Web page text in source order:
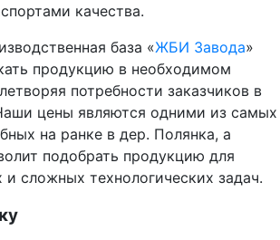
качества.
база «ЖБИ Завода»
продукцию в необходимом
потребности заказчиков в
цены являются одними из самых
на ранке в дер. Полянка, а
подобрать продукцию для
сложных технологических задач.